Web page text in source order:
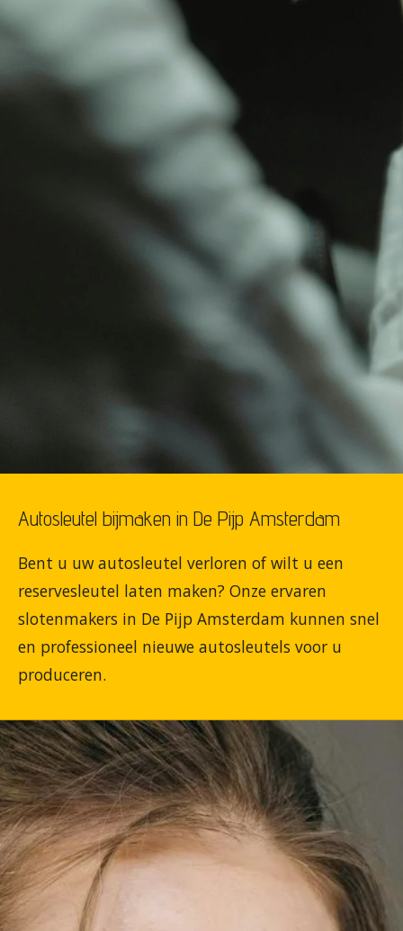
Autosleutel bijmaken in De Pijp Amsterdam
Bent u uw autosleutel verloren of wilt u een
reservesleutel laten maken? Onze ervaren
slotenmakers in De Pijp Amsterdam kunnen snel
en professioneel nieuwe autosleutels voor u
produceren.